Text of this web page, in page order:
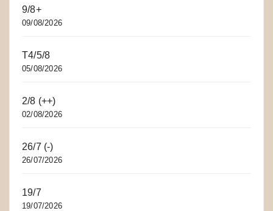
9/8+
09/08/2026
T4/5/8
05/08/2026
2/8 (++)
02/08/2026
26/7 (-)
26/07/2026
19/7
19/07/2026